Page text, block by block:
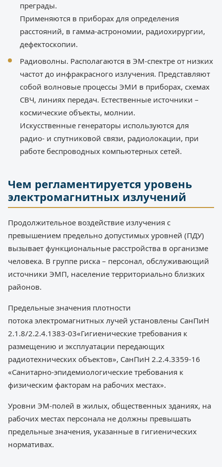
преграды.
Применяются в приборах для определения
расстояний, в гамма-астрономии, радиохирургии,
дефектоскопии.
Радиоволны. Располагаются в ЭМ-спектре от низких
частот до инфракрасного излучения. Представляют
собой волновые процессы ЭМИ в приборах, схемах
СВЧ, линиях передач. Естественные источники –
космические объекты, молнии.
Искусственные генераторы используются для
радио- и спутниковой связи, радиолокации, при
работе беспроводных компьютерных сетей.
Чем регламентируется уровень
электромагнитных излучений
Продолжительное воздействие излучения с
превышением предельно допустимых уровней (ПДУ)
вызывает функциональные расстройства в организме
человека. В группе риска – персонал, обслуживающий
источники ЭМП, население территориально близких
районов.
Предельные значения плотности
потока электромагнитных лучей установлены СанПиН
2.1.8/2.2.4.1383-03«Гигиенические требования к
размещению и эксплуатации передающих
радиотехнических объектов», СанПиН 2.2.4.3359-16
«Санитарно-эпидемиологические требования к
физическим факторам на рабочих местах».
Уровни ЭМ-полей в жилых, общественных зданиях, на
рабочих местах персонала не должны превышать
предельные значения, указанные в гигиенических
нормативах.